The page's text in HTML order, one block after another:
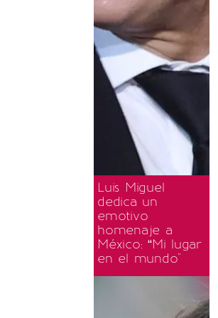
Luis Miguel
dedica un
emotivo
homenaje a
México: “Mi lugar
en el mundo"